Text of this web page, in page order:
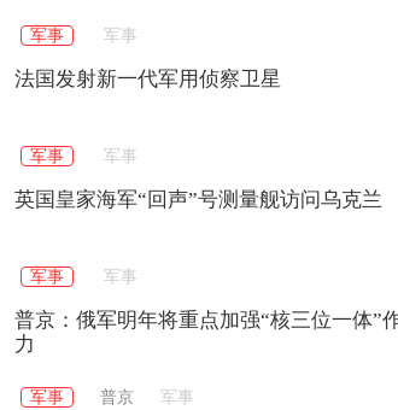
军事 军事
法国发射新一代军用侦察卫星
军事 军事
英国皇家海军“回声”号测量舰访问乌克兰
军事 军事
普京：俄军明年将重点加强“核三位一体”
力
军事 普京 军事